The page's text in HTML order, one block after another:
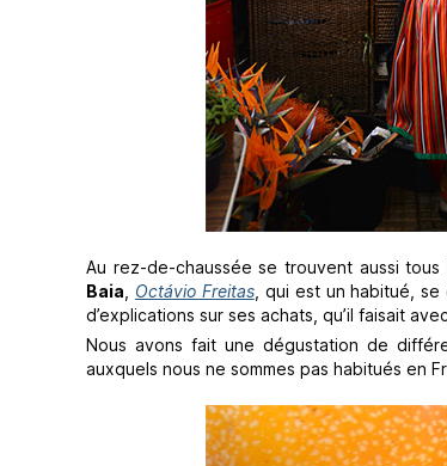
Au rez-de-chaussée se trouvent aussi
Baia
Octávio Freitas, qui est un habitué, se
d’explications sur ses achats, qu’il faisait
Nous avons fait une dégustation de
auxquels nous ne sommes pas habitués en